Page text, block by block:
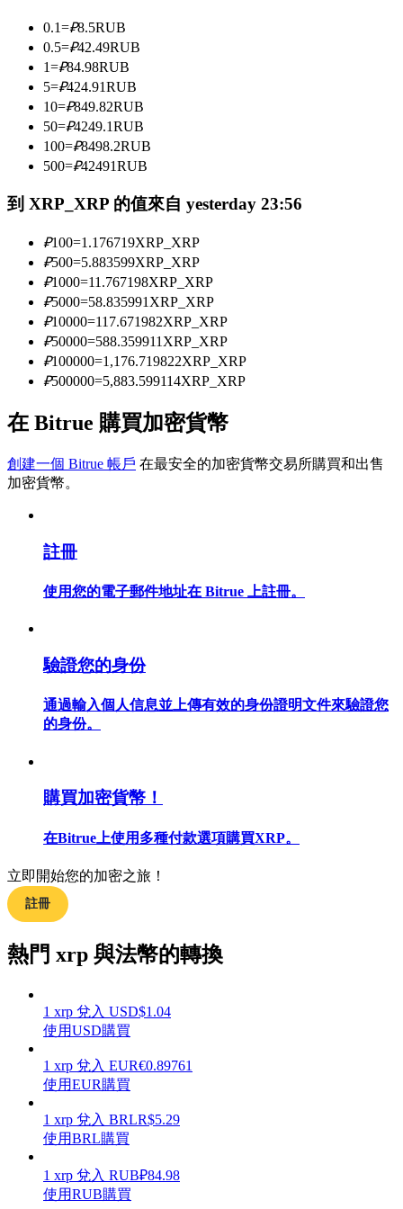
與頂尖交易專家同行
坐享盈利分成和跟單分傭
包含交易情況等的大數據分析
合約指南
合約功能使用指南
交易策略
學習如何保持盈利
0.1=₽8.5RUB
0.5=₽42.49RUB
1=₽84.98RUB
5=₽424.91RUB
10=₽849.82RUB
50=₽4249.1RUB
100=₽8498.2RUB
500=₽42491RUB
到 XRP_XRP 的值來自 yesterday 23:56
₽100=1.176719XRP_XRP
₽500=5.883599XRP_XRP
₽1000=11.767198XRP_XRP
₽5000=58.835991 XRP_XRP
₽10000=117.671982XRP_XRP
₽50000=588.359911 XRP_XRP
₽100000=1,176.719822XRP_XRP
₽500000=5,883.599114XRP_XRP
在 Bitrue 購買加密貨幣
創建一個 Bitrue 帳戶 在最安全的加密貨幣交易所購買和出售
加密貨幣。
註冊
使用您的電子郵件地址在 Bitrue 上註冊。
驗證您的身份
通過輸入個人信息並上傳有效的身份證明文件來驗證您
的身份。
購買加密貨幣！
在Bitrue上使用多種付款選項購買XRP。
立即開始您的加密之旅！
註冊
熱門 xrp 與法幣的轉換
1 xrp 兌入 USD$1.04
使用USD購買
1 xrp 兌入 EUR€0.89761
使用EUR購買
1 xrp 兌入 BRLR$5.29
使用BRL購買
1 xrp 兌入 RUB₽84.98
使用RUB購買